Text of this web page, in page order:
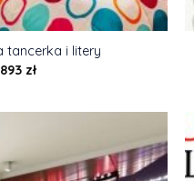
tancerka i litery
893 zł